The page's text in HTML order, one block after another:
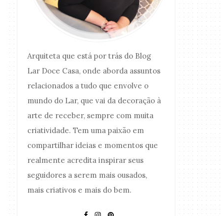
Arquiteta que está por trás do Blog
Lar Doce Casa, onde aborda assuntos
relacionados a tudo que envolve o
mundo do Lar, que vai da decoração à
arte de receber, sempre com muita
criatividade. Tem uma paixão em
compartilhar ideias e momentos que
realmente acredita inspirar seus
seguidores a serem mais ousados,
mais criativos e mais do bem.